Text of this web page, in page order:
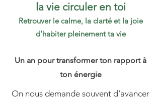
la vie circuler en toi
Retrouver le calme, la clarté et la joie
d'habiter pleinement ta vie
Un an pour transformer ton rapport à
ton énergie
On nous demande souvent d’avancer